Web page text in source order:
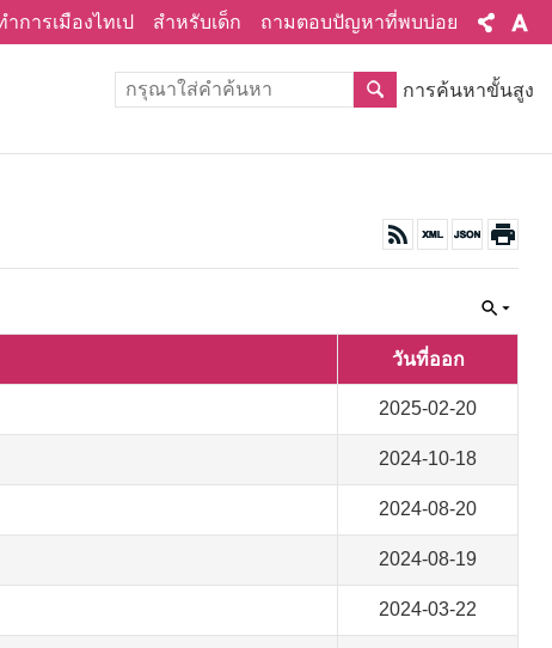
การเมืองไทเป สำหรับเด็ก ถามตอบปัญหาที่พบบ่อย
การค้นหาขั้นสูง
วันที่ออก
2025-02-20
2024-10-18
2024-08-20
2024-08-19
2024-03-22